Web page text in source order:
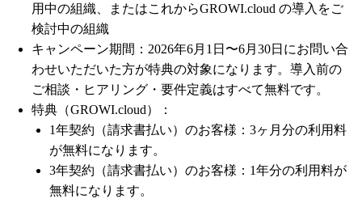
用中の組織、またはこれからGROWI.cloud の導入をご
検討中の組織
キャンペーン期間：2026年6月1日〜6月30日にお問い合
わせいただいた方が特典の対象になります。導入前の
ご相談・ヒアリング・要件定義はすべて無料です。
特典（GROWI.cloud）：
1年契約（請求書払い）のお客様：3ヶ月分の利用料
が無料になります。
3年契約（請求書払い）のお客様：1年分の利用料が
無料になります。